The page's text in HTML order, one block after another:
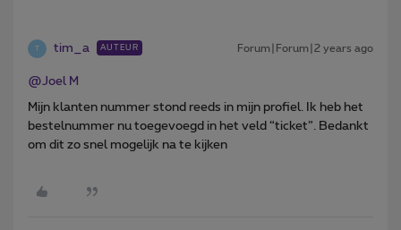
T tim_a AUTEUR Forum|Forum|2 years ago
@Joel M
Mijn klanten nummer stond reeds in mijn profiel. Ik heb het
bestelnummer nu toegevoegd in het veld “ticket”. Bedankt
om dit zo snel mogelijk na te kijken